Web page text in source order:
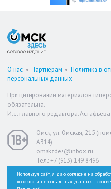
О нас • Партнерам • Политика в
персональных данных
При цитировании материалов
обязательна.
И.о. главного редактора:
Омск, ул. Омская, 215
А314)
omskzdes@inbox.ru
Тел.: +7 (913) 149 8496
Версия для слабовидящих
Используя сайт, я даю согласие на
«cookie» и персональных данных в